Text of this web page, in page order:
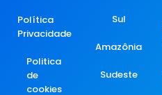
Política
Privacidade
Politica
de
cookies
Sul
Amazônia
Sudeste